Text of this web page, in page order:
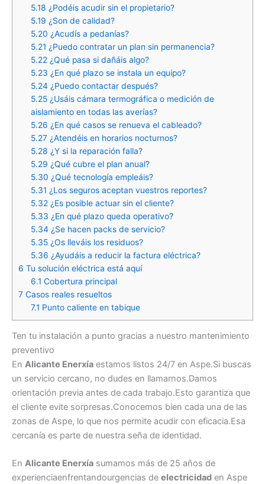
5.18 ¿Podéis acudir sin el propietario?
5.19 ¿Son de calidad?
5.20 ¿Acudís a pedanías?
5.21 ¿Puedo contratar un plan sin permanencia?
5.22¿Qué pasa si dañáis algo?
5.23 ¿En qué plazo se instala un equipo?
5.24 ¿Puedo contactar después?
5.25¿Usáis cámara termográfica o medición de
aislamiento en todas las averías?
5.26 ¿En qué casos se renueva el cableado?
5.27¿Atendéis en horarios nocturnos?
5.28 ¿Y si la reparación falla?
5.29 ¿Qué cubre el plan anual?
5.30 ¿Qué tecnología empleáis?
5.31 ¿Los seguros aceptan vuestros reportes?
5.32¿Es posible actuar sin el cliente?
5.33 ¿En qué plazo queda operativo?
5.34 ¿Se hacen packs de servicio?
5.35¿Os lleváis los residuos?
5.36 ¿Ayudáis a reducir la factura eléctrica?
6 Tu solución eléctrica está aquí
6.1 Cobertura principal
7 Casos reales resueltos
7.1 Punto caliente en tabique
Ten tu instalación a punto gracias a nuestro mantenimiento
preventivo
En Alicante Enerxía estamos listos 24/7 en Aspe.Si buscas
un servicio cercano, no dudes en llamarnos.Damos
orientación previa antes de cada trabajo.Esto garantiza que
el cliente evite sorpresas.Conocemos bien cada una de las
zonas de Aspe, lo que nos permite acudir con eficacia.Esa
cercanía es parte de nuestra seña de identidad.
En Alicante Enerxía sumamos más de 25 años de
experienciaenfrentandourgencias de electricidad en Aspe